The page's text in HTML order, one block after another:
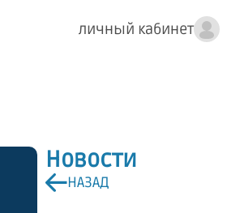
личный кабинет
Новости
НАЗАД